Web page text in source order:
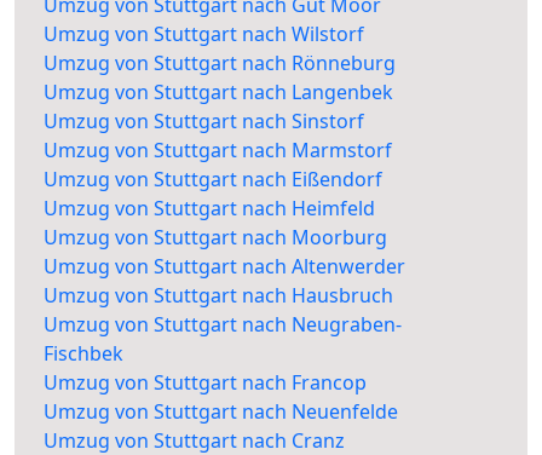
Umzug von Stuttgart nach Wilstorf
Umzug von Stuttgart nach Rönneburg
Umzug von Stuttgart nach Langenbek
Umzug von Stuttgart nach Sinstorf
Umzug von Stuttgart nach Marmstorf
Umzug von Stuttgart nach Eißendorf
Umzug von Stuttgart nach Heimfeld
Umzug von Stuttgart nach Moorburg
Umzug von Stuttgart nach Altenwerder
Umzug von Stuttgart nach Hausbruch
Umzug von Stuttgart nach Neugraben-
Fischbek
Umzug von Stuttgart nach Francop
Umzug von Stuttgart nach Neuenfelde
Umzug von Stuttgart nach Cranz